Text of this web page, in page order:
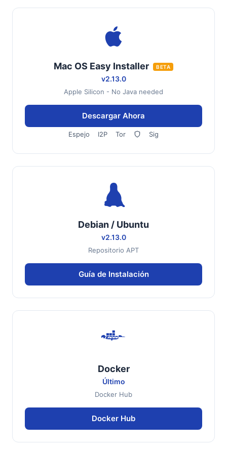
Mac OS Easy Installer BETA
v2.13.0
Apple Silicon - No Java needed
Descargar Ahora
Espejo I2P Tor Sig
Debian / Ubuntu
v2.13.0
Repositorio APT
Guía de Instalación
Docker
Último
Docker Hub
Docker Hub